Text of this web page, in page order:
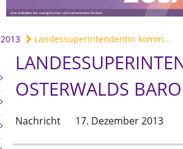
2013 Landessuperintendentin komm...
OSTERWALDS
Nachricht 17. Dezember 2013